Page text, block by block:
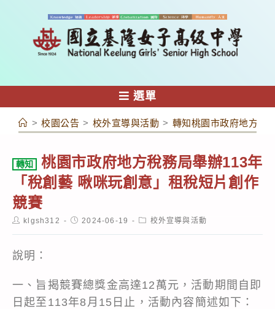
容
選單
> 校園公告 > 校外宣導與活動 > 轉知桃園市政府地方稅
轉知
桃園市政府地方稅務局舉辦113年
「稅創藝 啾咪玩創意」租稅短片創作
競賽
Postklgsh312
Post2024-06-19
Post校外宣導與活動
說明：
一、旨揭競賽總獎金高達12萬元，活動期間自即
日起至113年8月15日止，活動內容簡述如下：